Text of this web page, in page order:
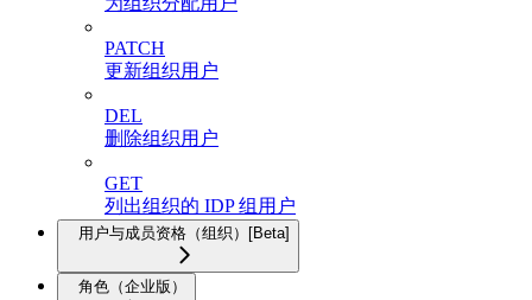
PATCH
更新组织用户
DEL
删除组织用户
GET
列出组织的 IDP 组用户
用户与成员资格（组织）[Beta]
角色（企业版）